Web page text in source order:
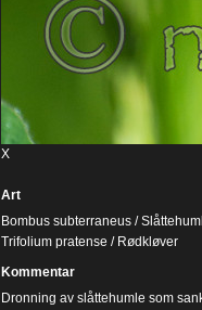
X
Art
Bombus subterraneus /
Trifolium pratense / Rødkløver
Kommentar
Dronning av slåttehumle som